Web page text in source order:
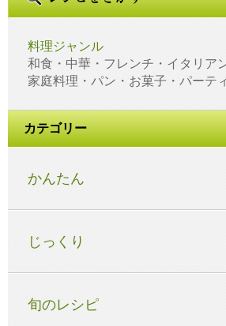
料理ジャンル
和食・中華・フレンチ・イタリア
家庭料理・パン・お菓子・パーテ
カテゴリー
かんたん
じっくり
旬のレシピ